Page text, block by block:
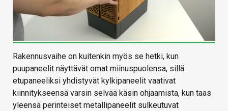
Rakennusvaihe on kuitenkin myös se hetki, kun
puupaneelit näyttävät omat miinuspuolensa, sillä
etupaneeliksi yhdistyvät kylkipaneelit vaativat
kiinnitykseensä varsin selvää käsin ohjaamista, kun taas
yleensä perinteiset metallipaneelit sulkeutuvat